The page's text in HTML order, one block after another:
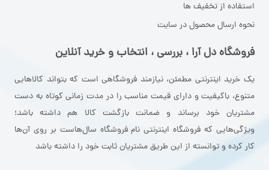
استفاده از تخفیف ها
نحوه ارسال محصول در سایت
فروشگاه دل آرا ، بررسی ، انتخاب و خرید آنلاین
یک خرید اینترنتی مطمئن، نیازمند فروشگاهی است که بتواند کالاهایی
متنوع، باکیفیت و دارای قیمت مناسب را در مدت زمانی کوتاه به دست
مشتریان خود برساند و ضمانت بازگشت کالا هم داشته باشد؛
ویژگی‌هایی که فروشگاه اینترنتی نام فروشگاه سال‌هاست بر روی آن‌ها
کار کرده و توانسته از این طریق مشتریان ثابت خود را داشته باشد